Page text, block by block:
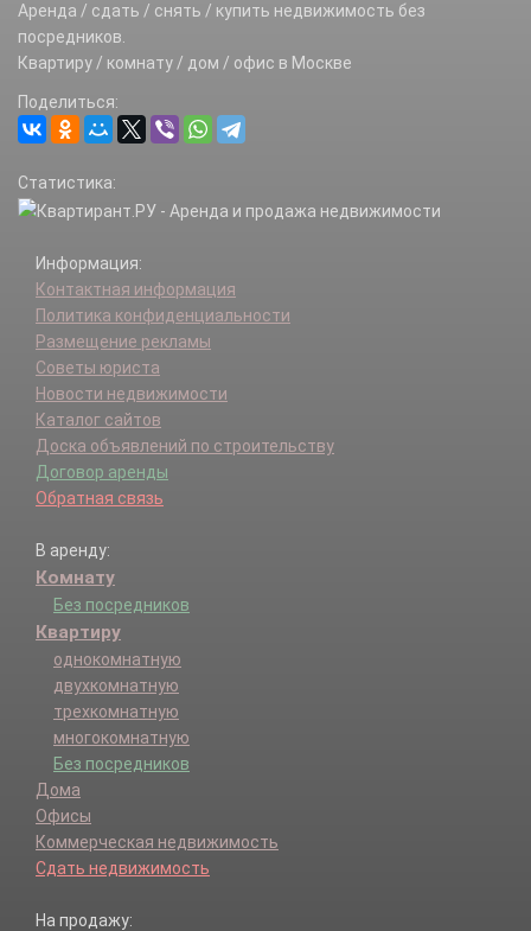
Аренда / сдать / снять / купить недвижимость без
посредников.
Квартиру / комнату / дом / офис в Москве
Поделиться:
Статистика:
Информация:
Контактная информация
Политика конфиденциальности
Размещение рекламы
Советы юриста
Новости недвижимости
Каталог сайтов
Доска объявлений по строительству
Договор аренды
Обратная связь
В аренду:
Комнату
Без посредников
Квартиру
однокомнатную
двухкомнатную
трехкомнатную
многокомнатную
Без посредников
Дома
Офисы
Коммерческая недвижимость
Сдать недвижимость
На продажу: